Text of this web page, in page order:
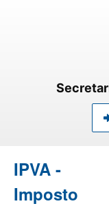
IPVA -
Imposto